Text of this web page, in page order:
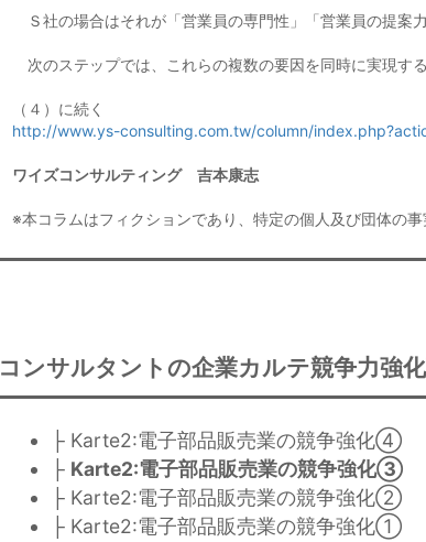
Ｓ社の場合はそれが「営業員の専門性」「営業員の提案
次のステップでは、これらの複数の要因を同時に実現す
（４）に続く
http://www.ys-consulting.com.tw/column/
ワイズコンサルティング 吉本康志
※本コラムはフィクションであり、特定の個人及び団体の事
コンサルタントの企業カルテ競争力強
├ Karte2:電子部品販売業の競争強化④
├ Karte2:電子部品販売業の競争強化③
├ Karte2:電子部品販売業の競争強化②
├ Karte2:電子部品販売業の競争強化①